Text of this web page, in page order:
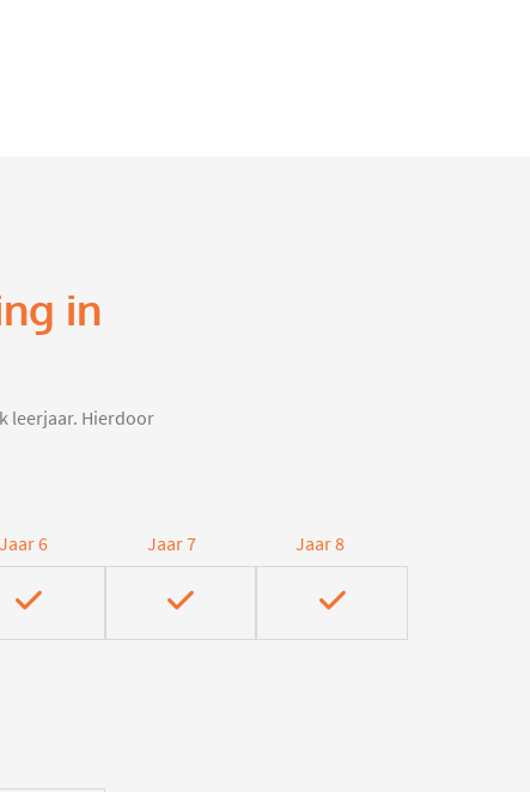
in
leerjaar. Hierdoor
Jaar 6 Jaar 7 Jaar 8